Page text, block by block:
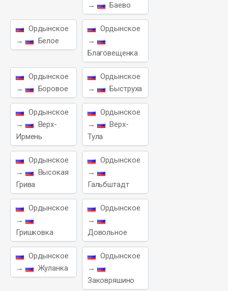
→
Баево
Ордынское
→
Белое
Ордынское
→
Благовещенка
Ордынское
→
Боровое
Ордынское
→
Быструха
Ордынское
→
Верх-
Ирмень
Ордынское
→
Верх-
Тула
Ордынское
→
Высокая
Грива
Ордынское
→
Гальбштадт
Ордынское
→
Гришковка
Ордынское
→
Довольное
Ордынское
→
Жуланка
Ордынское
→
Заковряшино